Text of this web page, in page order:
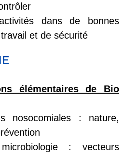
dans de bonnes
et de sécurité
élémentaires de Bio
nosocomiales : nature,
: vecteurs